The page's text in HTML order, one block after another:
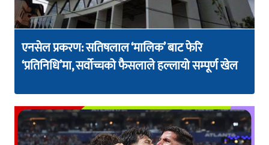
एनसेल प्रकरण: सतिषलाल ‘मालिक’ बाट फेरि
‘प्रतिनिधि’मा, सर्वोच्चको फैसलाले हल्लायो सम्पूर्ण खेल